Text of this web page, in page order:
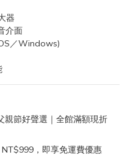
器
介面
／Windows)
親節好聲選｜全館滿額現折
，即享免運費優惠